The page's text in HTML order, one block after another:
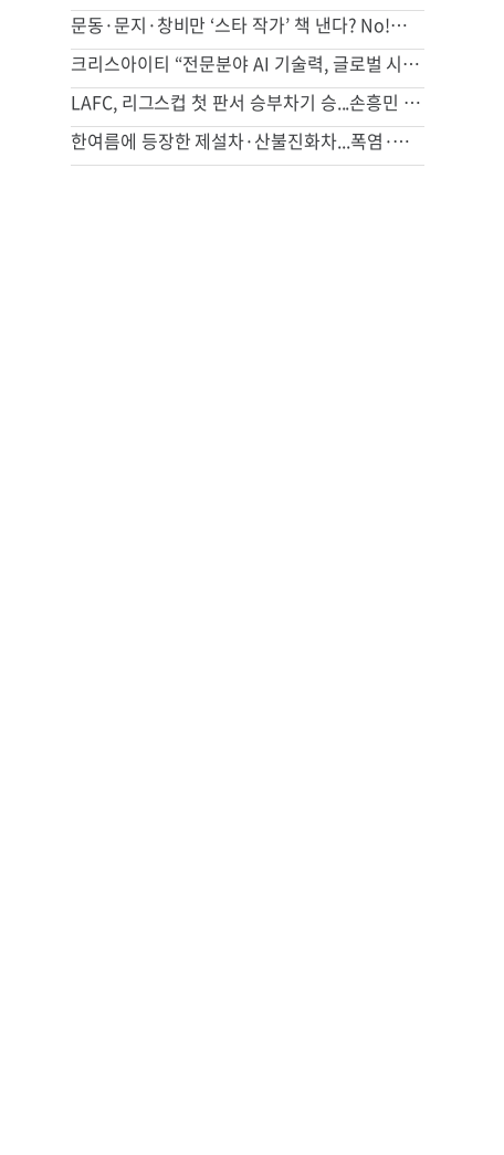
문동·문지·창비만 ‘스타 작가’ 책 낸다? No!…요즘 뜨는 곳은 여기
크리스아이티 “전문분야 AI 기술력, 글로벌 시장으로 확장”
LAFC, 리그스컵 첫 판서 승부차기 승...손흥민 5경기 연속골 불발
한여름에 등장한 제설차·산불진화차...폭염·가뭄에 총력 대응 나섰다[르포]